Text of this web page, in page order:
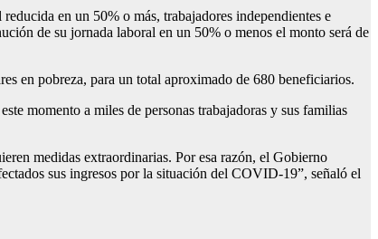
en un 50% o más, trabajadores independientes e
de su jornada laboral en un 50% o menos el monto será de
en pobreza, para un total aproximado de 680 beneficiarios.
momento a miles de personas trabajadoras y sus familias
medidas extraordinarias. Por esa razón, el Gobierno
sus ingresos por la situación del COVID-19”, señaló el